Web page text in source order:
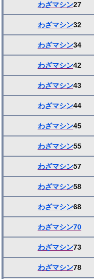
わざマシン27
わざマシン32
わざマシン34
わざマシン42
わざマシン43
わざマシン44
わざマシン45
わざマシン55
わざマシン57
わざマシン58
わざマシン68
わざマシン70
わざマシン73
わざマシン78